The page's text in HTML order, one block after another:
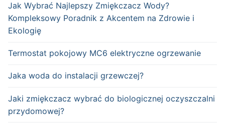
Jak Wybrać Najlepszy Zmiękczacz Wody?
Kompleksowy Poradnik z Akcentem na Zdrowie i
Ekologię
Termostat pokojowy MC6 elektryczne ogrzewanie
Jaka woda do instalacji grzewczej?
Jaki zmiękczacz wybrać do biologicznej oczyszczalni
przydomowej?